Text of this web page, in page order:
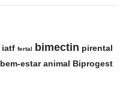
iatf fertal bimectin pirental
bem-estar animal Biprogest